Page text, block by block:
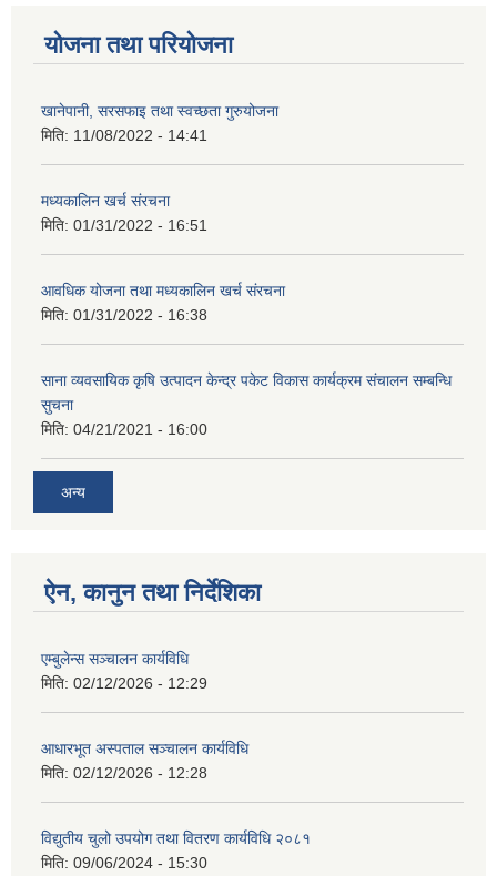
योजना तथा परियोजना
खानेपानी, सरसफाइ तथा स्वच्छता गुरुयोजना
मिति: 11/08/2022 - 14:41
मध्यकालिन खर्च संरचना
मिति: 01/31/2022 - 16:51
आवधिक योजना तथा मध्यकालिन खर्च संरचना
मिति: 01/31/2022 - 16:38
साना व्यवसायिक कृषि उत्पादन केन्द्र पकेट विकास कार्यक्रम संचालन सम्बन्धि
सुचना
मिति: 04/21/2021 - 16:00
अन्य
ऐन, कानुन तथा निर्देशिका
एम्बुलेन्स सञ्चालन कार्यविधि
मिति: 02/12/2026 - 12:29
आधारभूत अस्पताल सञ्चालन कार्यविधि
मिति: 02/12/2026 - 12:28
विद्युतीय चुलो उपयोग तथा वितरण कार्यविधि २०८१
मिति: 09/06/2024 - 15:30